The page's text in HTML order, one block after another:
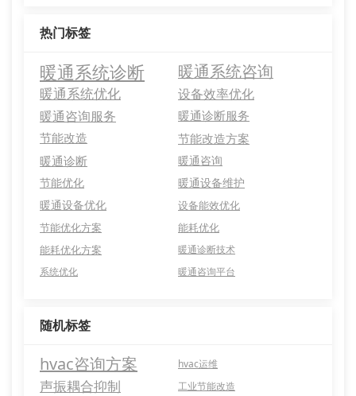
热门标签
暖通系统诊断 暖通系统咨询
暖通系统优化
设备效率优化
暖通咨询服务
暖通诊断服务
节能改造
节能改造方案
暖通诊断
暖通咨询
节能优化
暖通设备维护
暖通设备优化
设备能效优化
节能优化方案
能耗优化
能耗优化方案
暖通诊断技术
系统优化
暖通咨询平台
随机标签
hvac咨询方案 hvac运维
声振耦合抑制 工业节能改造